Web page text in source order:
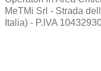
MeTMi Srl - Strada
Italia) - P.IVA